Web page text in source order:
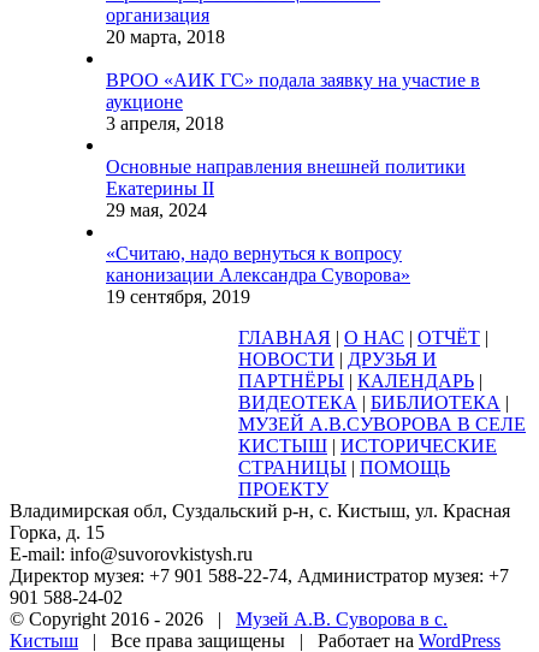
организация
20 марта, 2018
ВРОО «АИК ГС» подала заявку на участие в
аукционе
3 апреля, 2018
Основные направления внешней политики
Екатерины II
29 мая, 2024
«Считаю, надо вернуться к вопросу
канонизации Александра Суворова»
19 сентября, 2019
ГЛАВНАЯ | О НАС | ОТЧЁТ |
НОВОСТИ | ДРУЗЬЯ И
ПАРТНЁРЫ | КАЛЕНДАРЬ |
ВИДЕОТЕКА | БИБЛИОТЕКА |
МУЗЕЙ А.В.СУВОРОВА В СЕЛЕ
КИСТЫШ | ИСТОРИЧЕСКИЕ
СТРАНИЦЫ | ПОМОЩЬ
ПРОЕКТУ
Владимирская обл, Суздальский р-н, с. Кистыш, ул. Красная
Горка, д. 15
E-mail: info@suvorovkistysh.ru
Директор музея: +7 901 588-22-74, Администратор музея: +7
901 588-24-02
© Copyright 2016 - 2026 | Музей А.В. Суворова в с.
Кистыш | Все права защищены | Работает на WordPress